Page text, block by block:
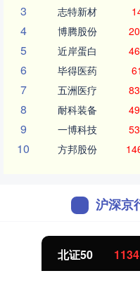
3 志特新材
4 博腾股份
5 近岸蛋白
6 毕得医药
7 五洲医疗
8 耐科装备
9 一博科技
10 方邦股份
沪深京
北证50